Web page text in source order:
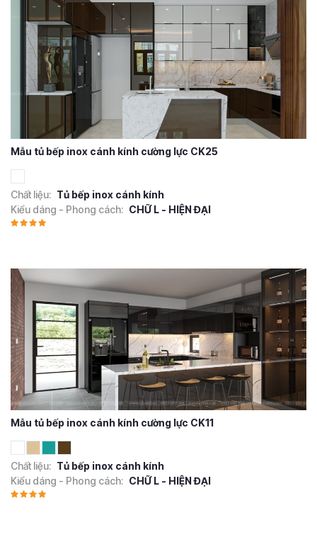
Mẫu tủ bếp inox cánh kính cường lực CK25
Chất liệu: Tủ bếp inox cánh kính
Kiểu dáng - Phong cách: CHỮ L - HIỆN ĐẠI
Mẫu tủ bếp inox cánh kính cường lực CK11
Chất liệu: Tủ bếp inox cánh kính
Kiểu dáng - Phong cách: CHỮ L - HIỆN ĐẠI